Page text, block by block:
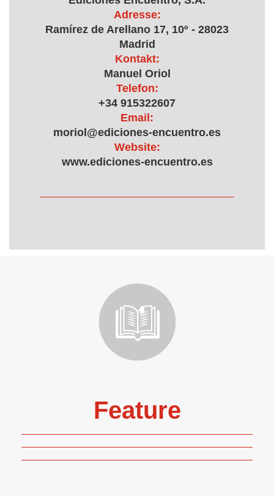
Adresse:
Ramírez de Arellano 17, 10º - 28023
Madrid
Kontakt:
Manuel Oriol
Telefon:
+34 915322607
Email:
moriol@ediciones-encuentro.es
Website:
www.ediciones-encuentro.es
Feature